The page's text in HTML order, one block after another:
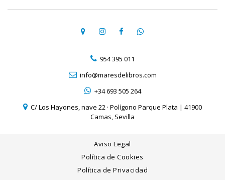
954 395 011
info@maresdelibros.com
+34 693 505 264
C/ Los Hayones, nave 22 · Polígono Parque Plata | 41900
Camas, Sevilla
Aviso Legal
Política de Cookies
Política de Privacidad